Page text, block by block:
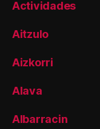
Actividades
Aitzulo
Aizkorri
Alava
Albarracin